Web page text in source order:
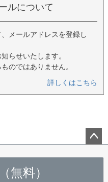
ルについて
メールアドレスを登録し
らせいたします。
のではありません。
詳しくはこちら
無料）